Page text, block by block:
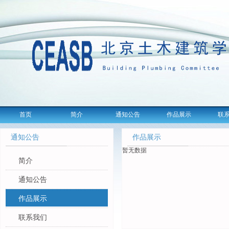
首页 简介 通知公告 作品展示 联
通知公告
简介
通知公告
作品展示
联系我们
作品展示
暂无数据